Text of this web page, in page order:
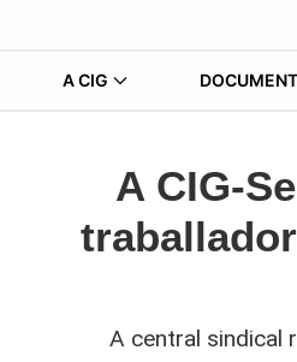
A CIG
A CIG-
A central sindical